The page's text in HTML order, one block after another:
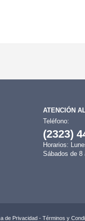
ATENCIÓN
Teléfono:
(2323)
Horarios:
Sábados de 8
de Privacidad - Términos y